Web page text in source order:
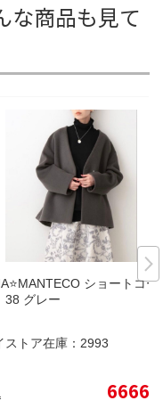
な商品も見て
ショートコー
グレー
ストア在庫： 2993
6666